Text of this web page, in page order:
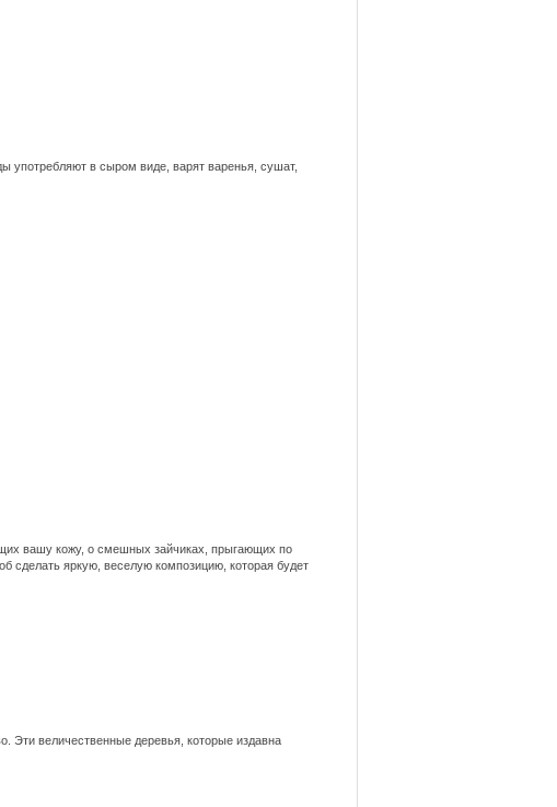
употребляют в сыром виде, варят варенья, сушат,
вашу кожу, о смешных зайчиках, прыгающих по
сделать яркую, веселую композицию, которая будет
Эти величественные деревья, которые издавна